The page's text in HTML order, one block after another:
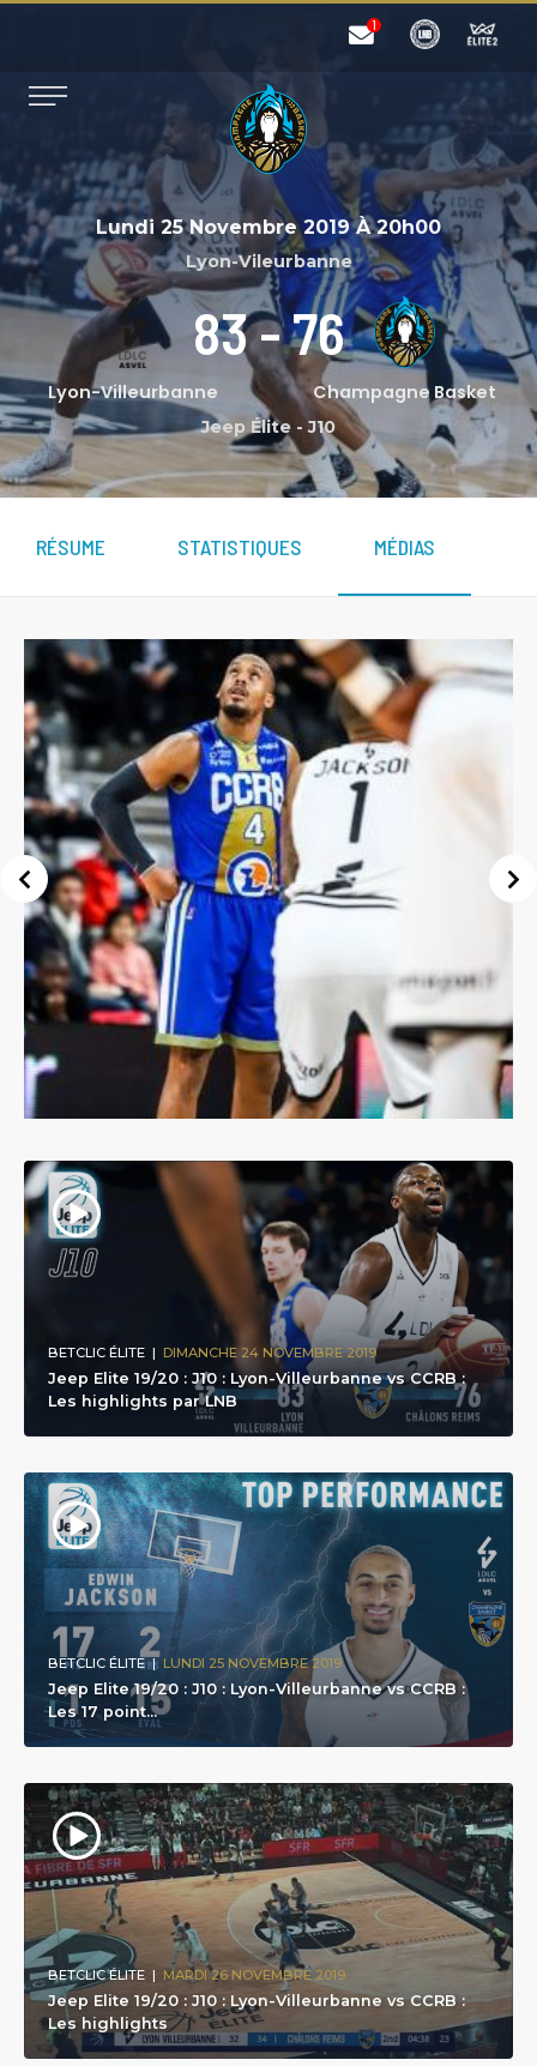
Lundi 25 Novembre 2019À 20h00
Lyon-Vileurbanne
Champagne Basket
76
-
83
Lyon-Villeurbanne
Jeep Élite -J10
RÉSUME STATISTIQUES MÉDIAS
BETCLIC ÉLITE | DIMANCHE 24 NOVEMBRE 2019
Jeep Elite 19/20 : J10 : Lyon-Villeurbanne vs CCRB :
Les highlights par LNB
BETCLIC ÉLITE| LUNDI 25 NOVEMBRE 2019
Jeep Elite 19/20 : J10 : Lyon-Villeurbanne vs CCRB :
Les 17 point...
BETCLIC ÉLITE | MARDI 26 NOVEMBRE 2019
Jeep Elite 19/20 : J10 : Lyon-Villeurbanne vs CCRB :
Les highlights